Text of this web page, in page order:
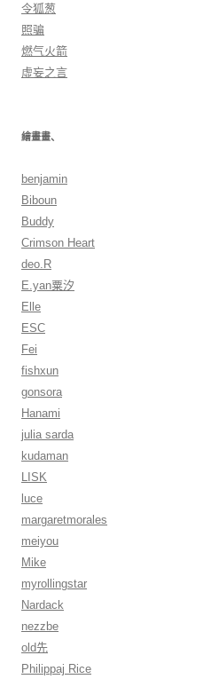
令狐葱
照骗
燃气火箭
虛妄之言
繪畫畫、
benjamin
Biboun
Buddy
Crimson Heart
deo.R
E.yan粟汐
Elle
ESC
Fei
fishxun
gonsora
Hanami
julia sarda
kudaman
LISK
luce
margaretmorales
meiyou
Mike
myrollingstar
Nardack
nezzbe
old先
Philippaj Rice